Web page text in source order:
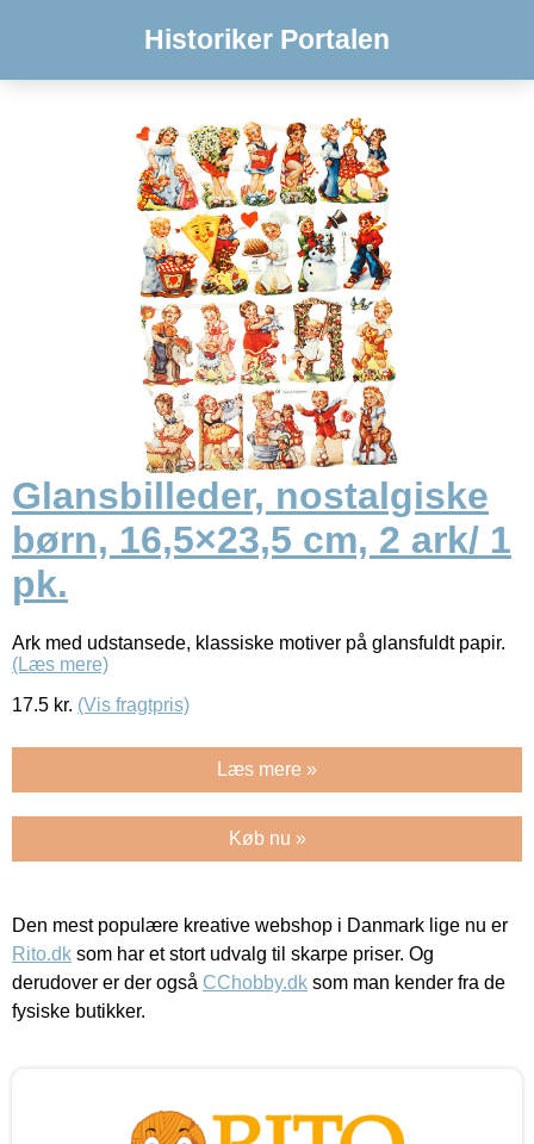
Historiker Portalen
Glansbilleder, nostalgiske
børn, 16,5×23,5 cm, 2 ark/ 1
pk.
Ark med udstansede, klassiske motiver på glansfuldt papir.
(Læs mere)
17.5 kr. (Vis fragtpris)
Læs mere »
Køb nu »
Den mest populære kreative webshop i Danmark lige nu er
Rito.dk som har et stort udvalg til skarpe priser. Og
derudover er der også CChobby.dk som man kender fra de
fysiske butikker.